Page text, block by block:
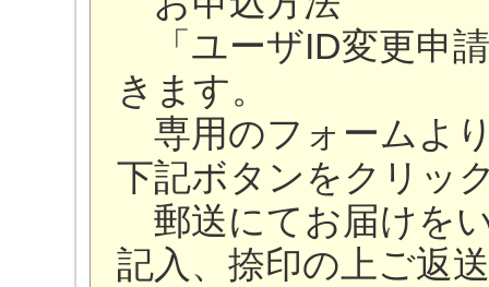
「ユーザID変更申
きます。
専用のフォームよ
下記ボタンをクリッ
郵送にてお届けを
記入、捺印の上ご返